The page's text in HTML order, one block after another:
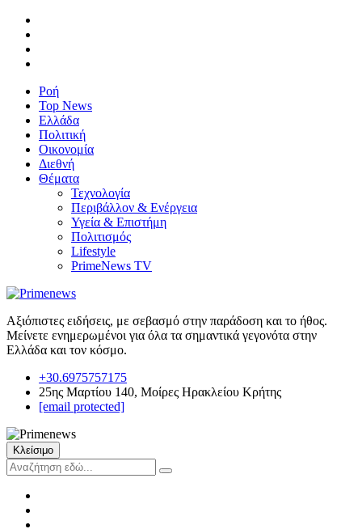
Ροή
Top News
Ελλάδα
Πολιτική
Οικονομία
Διεθνή
Θέματα
Τεχνολογία
Περιβάλλον & Ενέργεια
Υγεία & Επιστήμη
Πολιτισμός
Lifestyle
PrimeNews TV
Αξιόπιστες ειδήσεις, με σεβασμό στην παράδοση και το ήθος.
Μείνετε ενημερωμένοι για όλα τα σημαντικά γεγονότα στην
Ελλάδα και τον κόσμο.
+30.6975757175
25ης Μαρτίου 140, Μοίρες Ηρακλείου Κρήτης
[email protected]
Κλείσιμο